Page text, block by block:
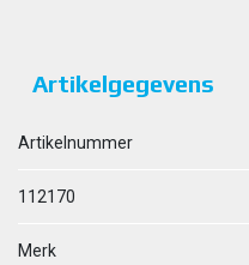
Artikelgegevens
Artikelnummer
112170
Merk